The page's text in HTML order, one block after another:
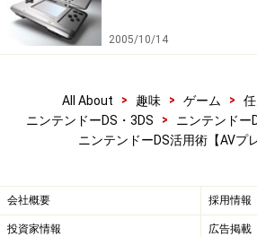
2005/10/14
All About > 趣味 > ゲーム >
ニンテンドーDS・3DS
> ニンテンドー
ニンテンドーDS活用術【AVプ
会社概要 採用情報
投資家情報 広告掲載